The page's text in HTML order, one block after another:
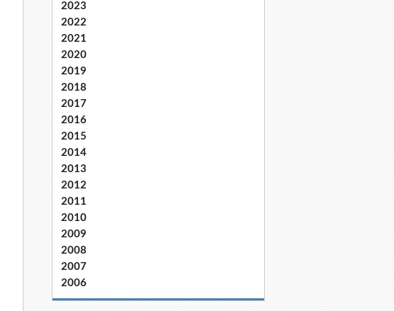
2023
2022
2021
2020
2019
2018
2017
2016
2015
2014
2013
2012
2011
2010
2009
2008
2007
2006